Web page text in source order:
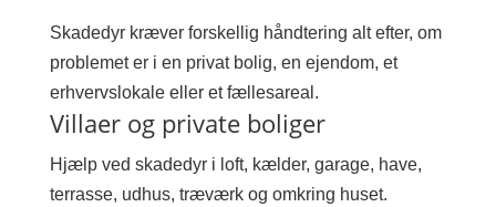
Skadedyr kræver forskellig håndtering alt efter, om
problemet er i en privat bolig, en ejendom, et
erhvervslokale eller et fællesareal.
Villaer og private boliger
Hjælp ved skadedyr i loft, kælder, garage, have,
terrasse, udhus, træværk og omkring huset.